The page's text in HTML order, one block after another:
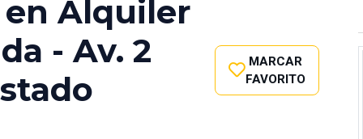
Alquiler
- Av. 2
MARCAR
FAVORITO